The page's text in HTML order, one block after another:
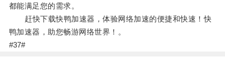
都能满足您的需求。
赶快下载快鸭加速器，体验网络加速的便捷和快速！快
鸭加速器，助您畅游网络世界！。
#37#